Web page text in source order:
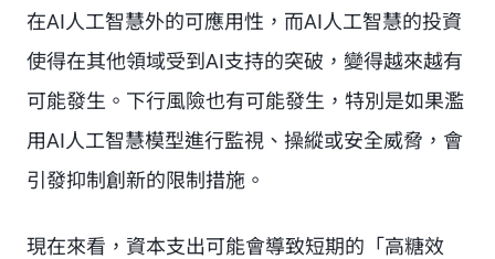
在AI人工智慧外的可應用性，而AI人工智慧的投資
使得在其他領域受到AI支持的突破，變得越來越有
可能發生。下行風險也有可能發生，特別是如果濫
用AI人工智慧模型進行監視、操縱或安全威脅，會
引發抑制創新的限制措施。
現在來看，資本支出可能會導致短期的「高糖效